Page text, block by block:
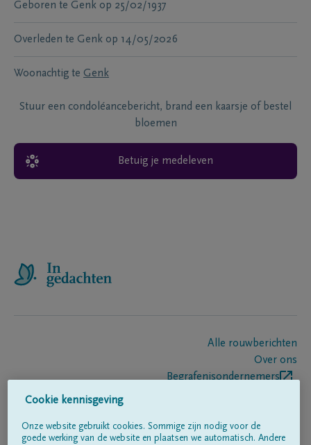
Geboren te Genk op 25/02/1937
Overleden te Genk op 14/05/2026
Woonachtig te Genk
Stuur een condoléancebericht, brand een kaarsje of bestel
bloemen
Betuig je medeleven
Alle rouwberichten
Over ons
Begrafenisondernemers
Cookie kennisgeving
Onze website gebruikt cookies. Sommige zijn nodig voor de
goede werking van de website en plaatsen we automatisch. Andere